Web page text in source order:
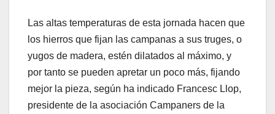
Las altas temperaturas de esta jornada hacen que
los hierros que fijan las campanas a sus truges, o
yugos de madera, estén dilatados al máximo, y
por tanto se pueden apretar un poco más, fijando
mejor la pieza, según ha indicado Francesc Llop,
presidente de la asociación Campaners de la